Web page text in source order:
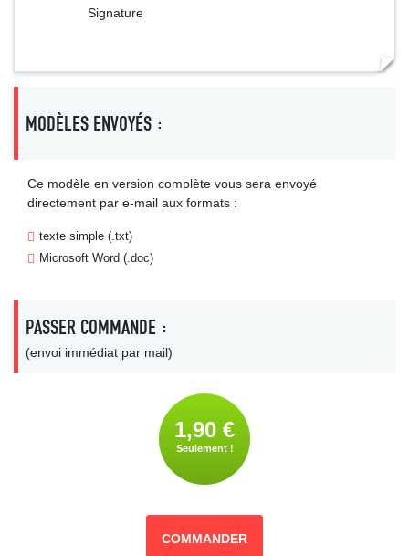
Signature
MODÈLES ENVOYÉS :
Ce modèle en version complète vous sera envoyé
directement par e-mail aux formats :
texte simple (.txt)
Microsoft Word (.doc)
PASSER COMMANDE :
(envoi immédiat par mail)
1,90 €
Seulement !
COMMANDER